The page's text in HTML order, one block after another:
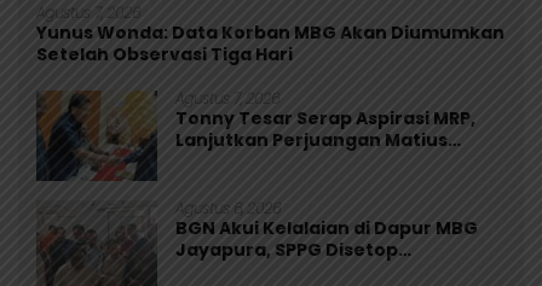
Agustus 7, 2026
Yunus Wonda: Data Korban MBG Akan Diumumkan
Setelah Observasi Tiga Hari
Agustus 7, 2026
Tonny Tesar Serap Aspirasi MRP,
Lanjutkan Perjuangan Matius
Agustus 6, 2026
BGN Akui Kelalaian di Dapur MBG
Jayapura, SPPG Disetop